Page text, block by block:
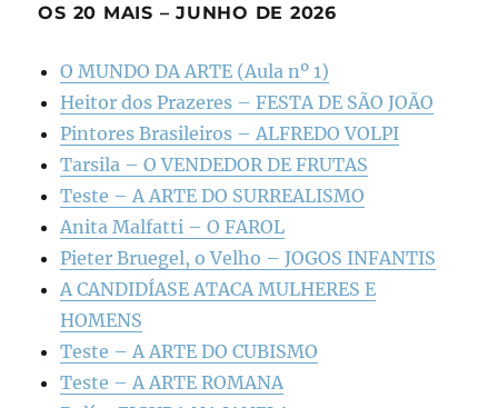
OS 20 MAIS – JUNHO DE 2026
O MUNDO DA ARTE (Aula nº 1)
Heitor dos Prazeres – FESTA DE SÃO JOÃO
Pintores Brasileiros – ALFREDO VOLPI
Tarsila – O VENDEDOR DE FRUTAS
Teste – A ARTE DO SURREALISMO
Anita Malfatti – O FAROL
Pieter Bruegel, o Velho – JOGOS INFANTIS
A CANDIDÍASE ATACA MULHERES E
HOMENS
Teste – A ARTE DO CUBISMO
Teste – A ARTE ROMANA